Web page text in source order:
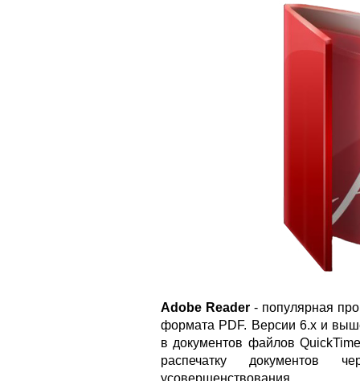
Adobe Reader - популярная
формата PDF. Версии 6.x и
в документов файлов
распечатку документов